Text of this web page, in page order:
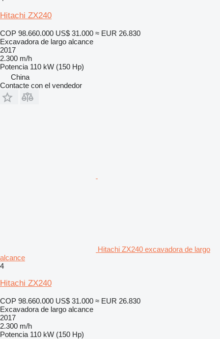
Hitachi ZX240
COP 98.660.000 US$ 31.000 ≈ EUR 26.830
Excavadora de largo alcance
2017
2.300 m/h
Potencia 110 kW (150 Hp)
China
Contacte con el vendedor
Hitachi ZX240 excavadora de largo
alcance
4
Hitachi ZX240
COP 98.660.000 US$ 31.000 ≈ EUR 26.830
Excavadora de largo alcance
2017
2.300 m/h
Potencia 110 kW (150 Hp)